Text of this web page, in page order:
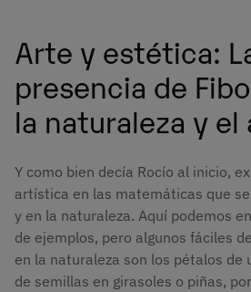
Arte y estética:
presencia de
la naturaleza y el
Y como bien decía Rocío al inicio,
artística en las matemáticas que
y en la naturaleza. Aquí podemos
de ejemplos, pero algunos fáciles
en la naturaleza son los pétalos de
de semillas en girasoles o piñas,